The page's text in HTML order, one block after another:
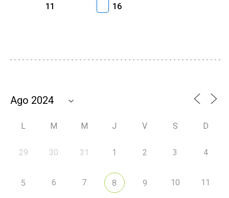
11
16
L M M J V S D
29 30 31 1 2 3 4
5 6 7 8 9 10 11